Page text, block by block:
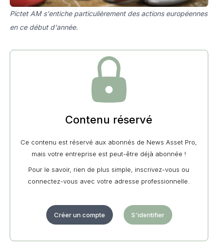
Pictet AM s'entiche particulièrement des actions européennes
en ce début d'année.
Contenu réservé
Ce contenu est réservé aux abonnés de News Asset Pro,
mais votre entreprise est peut-être déjà abonnée !
Pour le savoir, rien de plus simple, inscrivez-vous ou
connectez-vous avec votre adresse professionnelle.
Créer un compte S'identifier